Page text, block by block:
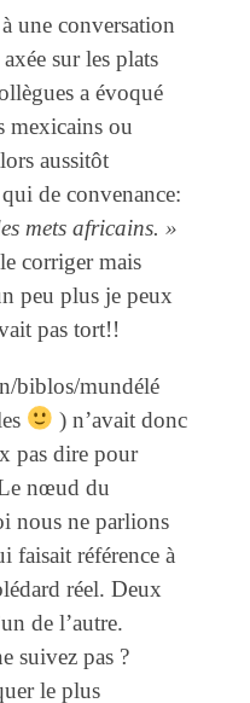
une conversation
sur les plats
a évoqué
mexicains ou
aussitôt
de convenance:
mets africains. »
corriger mais
peu plus je peux
pas tort!!
biblos/mundélé
) n’avait donc
pas dire pour
nœud du
nous ne parlions
faisait référence à
réel. Deux
de l’autre.
suivez pas ?
le plus